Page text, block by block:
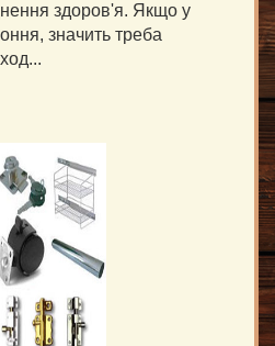
здоров'я. Якщо у
значить треба